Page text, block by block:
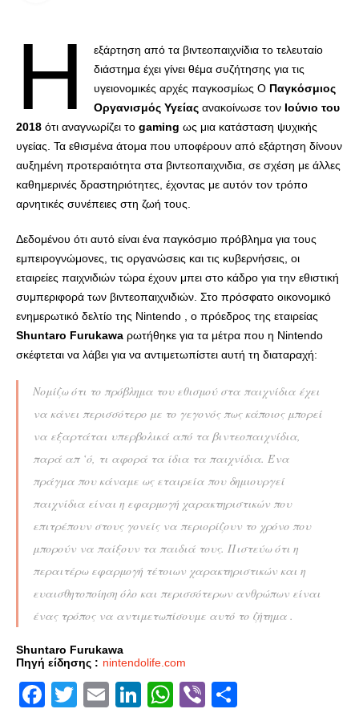
Η
εξάρτηση από τα βιντεοπαιχνίδια το τελευταίο
διάστημα έχει γίνει θέμα συζήτησης για τις
υγειονομικές αρχές παγκοσμίως Ο Παγκόσμιος
Οργανισμός Υγείαςανακοίνωσε τον Ιούνιο του
2018 ότι αναγνωρίζει το gaming ως μια κατάσταση ψυχικής
υγείας. Τα εθισμένα άτομα που υποφέρουν από εξάρτηση δίνουν
αυξημένη προτεραιότητα στα βιντεοπαιχνιδια, σε σχέση με άλλες
καθημερινές δραστηριότητες, έχοντας με αυτόν τον τρόπο
αρνητικές συνέπειες στη ζωή τους.
Δεδομένου ότι αυτό είναι ένα παγκόσμιο πρόβλημα για τους
εμπειρογνώμονες, τις οργανώσεις και τις κυβερνήσεις, οι
εταιρείες παιχνιδιών τώρα έχουν μπει στο κάδρο για την εθιστική
συμπεριφορά των βιντεοπαιχνιδιών. Στο πρόσφατο οικονομικό
ενημερωτικό δελτίο της Nintendo , ο πρόεδρος της εταιρείας
Shuntaro Furukawa ρωτήθηκε για τα μέτρα που η Nintendo
σκέφτεται να λάβει για να αντιμετωπίστει αυτή τη διαταραχή:
Νομίζω ότι το πρόβλημα του εθισμού στα παιχνίδια έχει
να κάνει περισσότερο με το γεγονός πως κάποιος μπορεί
να εξαρτάται υπερβολικά από τα βιντεοπαιχνίδια,
παρά απ ‘ό, τι αφορά τα ίδια τα παιχνίδια. Ένα
πράγμα που κάναμε ως εταιρεία που δημιουργεί
παιχνίδια είναι η εφαρμογή χαρακτηριστικών που
επιτρέπουν στους γονείς να περιορίζουν το χρόνο που
μπορούν να παίξουν τα παιδιά τους. Πιστεύω ότι η
περαιτέρω εφαρμογή τέτοιων χαρακτηριστικών και η
ευαισθητοποίηση όλο και περισσότερων ανθρώπων είναι
ένας τρόπος να αντιμετωπίσουμε αυτό το ζήτημα .
Shuntaro Furukawa
Πηγή είδησης : nintendolife.com
Facebook
Twitter
EmailLinkedIn
WhatsApp
Viber